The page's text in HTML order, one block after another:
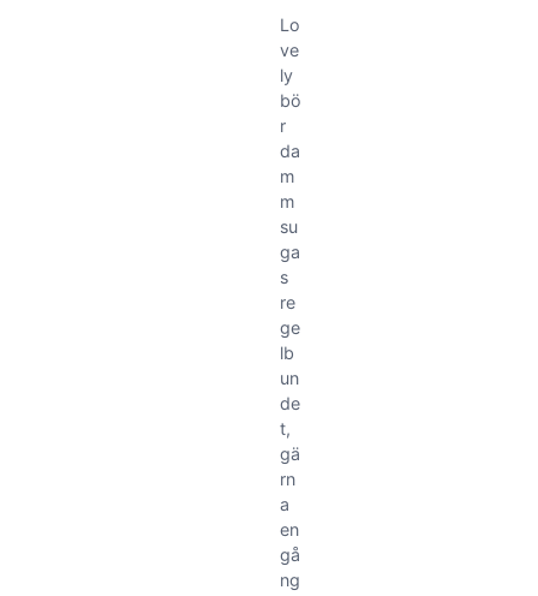
Lo
ve
ly
bö
r
da
m
m
su
ga
s
re
ge
lb
un
de
t,
gä
rn
a
en
gå
ng